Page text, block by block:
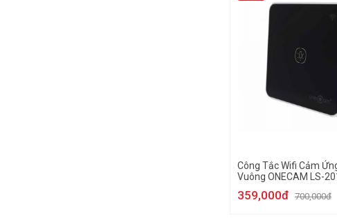
Công Tắc Wifi Cảm
Vuông ONECAM LS-
359,000đ 700,000đ